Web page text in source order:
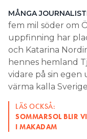
MÅNGA
fem mil söder om
uppfinning har
och Katarina
hennes hemland
vidare på sin
värma kalla
LÄS OCKSÅ:
SOMMARSOL BLIR
I MAKADAM